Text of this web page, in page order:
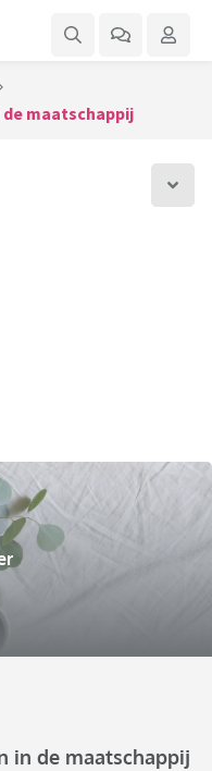
maatschappij
in de maatschappij